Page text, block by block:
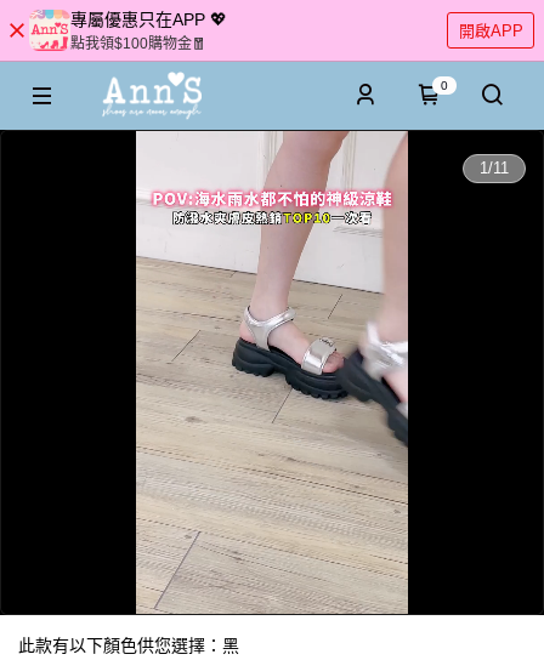
專屬優惠只在APP 💖
點我領$100購物金🧧
開啟APP
0
1/11
此款有以下顏色供您選擇：黑